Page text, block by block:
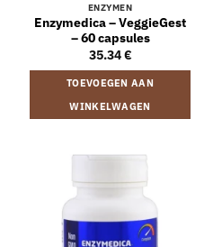
ENZYMEN
Enzymedica – VeggieGest
– 60 capsules
35.34€
TOEVOEGEN AAN
WINKELWAGEN